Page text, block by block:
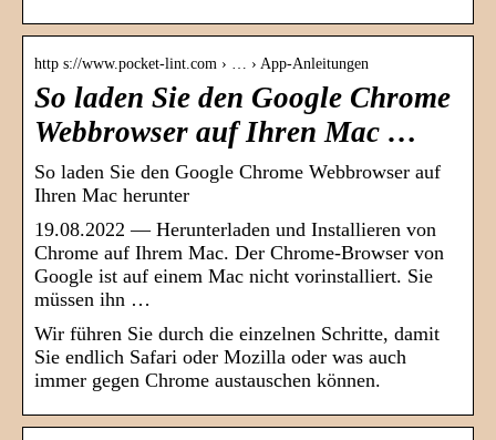
http s://www.pocket-lint.com › … › App-Anleitungen
So laden Sie den Google Chrome
Webbrowser auf Ihren Mac …
So laden Sie den Google Chrome Webbrowser auf
Ihren Mac herunter
19.08.2022 — Herunterladen und Installieren von
Chrome auf Ihrem Mac. Der Chrome-Browser von
Google ist auf einem Mac nicht vorinstalliert. Sie
müssen ihn …
Wir führen Sie durch die einzelnen Schritte, damit
Sie endlich Safari oder Mozilla oder was auch
immer gegen Chrome austauschen können.